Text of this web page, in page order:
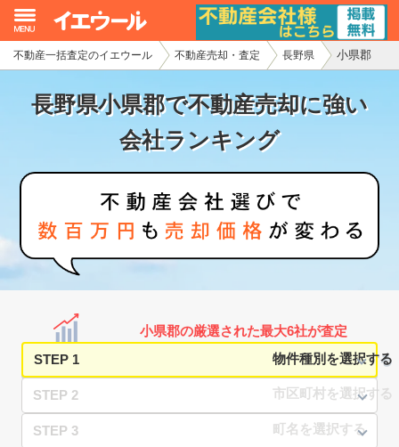
不動産一括査定のイエウール 不動産売却・査定 長野県 小県郡
長野県小県郡で不動産売却に強い
会社ランキング
小県郡の厳選された最大6社が査定
STEP 1
STEP 2
STEP 3
イエウール加盟希望の不動産会社様
初めての方へ
不動産の売却・一括査定
家査定シミュレーター
お問い合わせ